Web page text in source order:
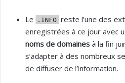
Le .INFO reste l’une des
enregistrées à ce jour avec
noms de domaines à la fin
s’adapter à des nombreux
de diffuser de l’information.